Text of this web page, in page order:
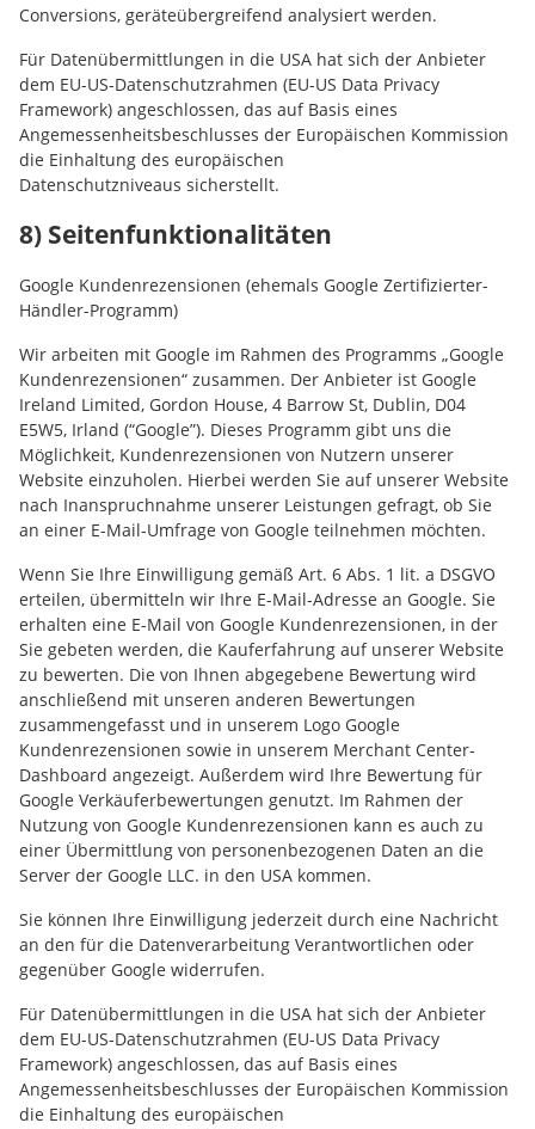
Conversions, geräteübergreifend analysiert werden.
Für Datenübermittlungen in die USA hat sich der Anbieter
dem EU-US-Datenschutzrahmen (EU-US Data Privacy
Framework) angeschlossen, das auf Basis eines
Angemessenheitsbeschlusses der Europäischen Kommission
die Einhaltung des europäischen
Datenschutzniveaus sicherstellt.
8) Seitenfunktionalitäten
Google Kundenrezensionen (ehemals Google Zertifizierter-
Händler-Programm)
Wir arbeiten mit Google im Rahmen des Programms „Google
Kundenrezensionen“ zusammen. Der Anbieter ist Google
Ireland Limited, Gordon House, 4 Barrow St, Dublin, D04
E5W5, Irland (“Google”). Dieses Programm gibt uns die
Möglichkeit, Kundenrezensionen von Nutzern unserer
Website einzuholen. Hierbei werden Sie auf unserer Website
nach Inanspruchnahme unserer Leistungen gefragt, ob Sie
an einer E-Mail-Umfrage von Google teilnehmen möchten.
Wenn Sie Ihre Einwilligung gemäß Art. 6 Abs. 1 lit. a DSGVO
erteilen, übermitteln wir Ihre E-Mail-Adresse an Google. Sie
erhalten eine E-Mail von Google Kundenrezensionen, in der
Sie gebeten werden, die Kauferfahrung auf unserer Website
zu bewerten. Die von Ihnen abgegebene Bewertung wird
anschließend mit unseren anderen Bewertungen
zusammengefasst und in unserem Logo Google
Kundenrezensionen sowie in unserem Merchant Center-
Dashboard angezeigt. Außerdem wird Ihre Bewertung für
Google Verkäuferbewertungen genutzt. Im Rahmen der
Nutzung von Google Kundenrezensionen kann es auch zu
einer Übermittlung von personenbezogenen Daten an die
Server der Google LLC. in den USA kommen.
Sie können Ihre Einwilligung jederzeit durch eine Nachricht
an den für die Datenverarbeitung Verantwortlichen oder
gegenüber Google widerrufen.
Für Datenübermittlungen in die USA hat sich der Anbieter
dem EU-US-Datenschutzrahmen (EU-US Data Privacy
Framework) angeschlossen, das auf Basis eines
Angemessenheitsbeschlusses der Europäischen Kommission
die Einhaltung des europäischen